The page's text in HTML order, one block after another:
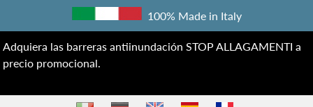
100% Made in Italy
Adquiera las barreras antiinundación STOP ALLAGAMENTI a
precio promocional.